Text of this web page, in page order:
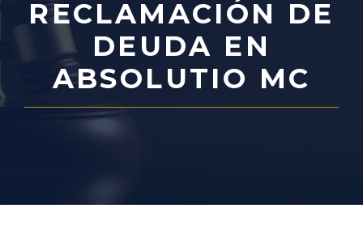
RECLAMACIÓN DE
DEUDA EN
ABSOLUTIO MC